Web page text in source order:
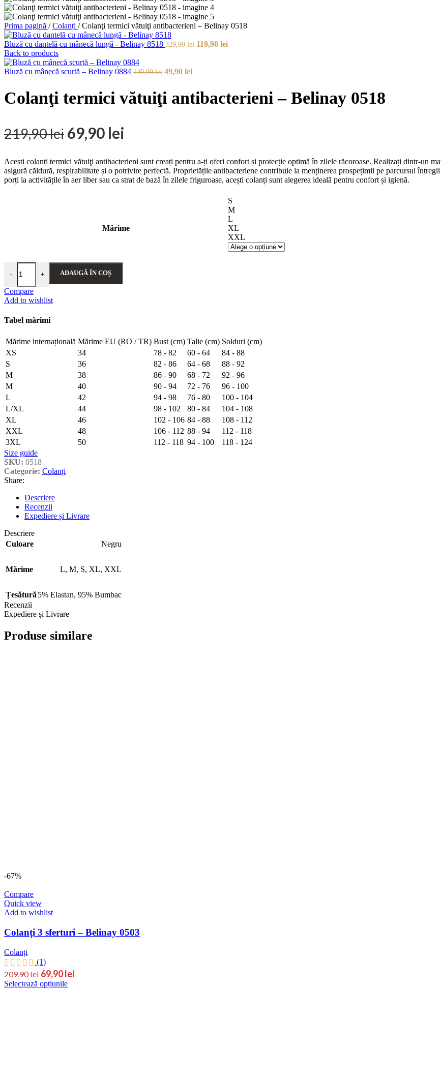
Prima pagină / Colanți / Colanţi termici vătuiţi antibacterieni – Belinay 0518
Bluză cu dantelă cu mânecă lungă - Belinay 8518 329,90lei 119,90 lei
Back to products
Bluză cu mânecă scurtă – Belinay 0884 149,90lei 49,90 lei
Colanţi termici vătuiţi antibacterieni – Belinay 0518
219,90lei 69,90 lei
Acești colanți termici vătuiţi antibacterieni sunt creați pentru a-ți oferi confort și protecție optimă în zilele răcoroase. Realizați dintr-un
asigură căldură, respirabilitate și o potrivire perfectă. Proprietățile antibacteriene contribuie la menținerea prospețimii pe parcursul
porți la activitățile în aer liber sau ca strat de bază în zilele friguroase, acești colanți sunt alegerea ideală pentru confort și igienă.
Mărime
S
M
L
XL
XXL
- + ADAUGĂ ÎN COȘ
Compare
Add to wishlist
Tabel mărimi
Mărime internațională Mărime EU (RO / TR) Bust (cm) Talie (cm) Șolduri (cm)
XS
34 78 - 82 60 - 64
84 - 88
S
36 82 - 86 64 - 68
88 - 92
M
38 86 - 90 68 - 72
92 - 96
M
40 90 - 94 72 - 76
96 - 100
L
42 94 - 98 76 - 80
100 - 104
L/XL
44 98 - 102 80 - 84
104 - 108
XL
46 102 - 106 84 - 88
108 - 112
XXL
48 106 - 112 88 - 94
112 - 118
3XL
50 112 - 118 94 - 100
118 - 124
Size guide
SKU: 0518
Categorie: Colanți
Share:
Descriere
Recenzii
Expediere și Livrare
Descriere
Culoare
Negru
Mărime L, M, S, XL, XXL
Țesătură 5% Elastan, 95% Bumbac
Recenzii
Expediere și Livrare
Produse similare
-67%
Compare
Quick view
Add to wishlist
Colanţi 3 sferturi – Belinay 0503
Colanți
(1)
209,90lei 69,90lei
Selectează opțiunile